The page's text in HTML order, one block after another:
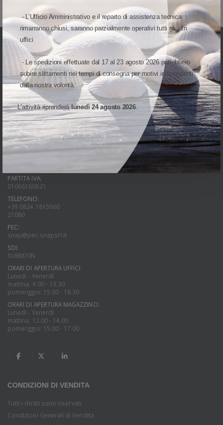
- L’Ufficio Amministrativo e il reparto di assistenza tecnica
rimarranno chiusi, saranno parzialmente operativi tutti gli altri
uffici
- Le spedizioni effettuate dal 17 al 23 agosto 2026 potrebbero
subire slittamenti nei tempi di consegna per motivi indipendenti
dalla nostra volontà.
L’attività riprenderàlunedì 24 agosto 2026.
UNA DIVISIONE DI
INDIRIZZO:
Via Cap. Luca Mazzella, 40-44
PARTITA IVA:
01066160621
TELEFONO:
+39 0824 1815960
21080
PEC:
snap@pec.snapsrl.it
SDI:
SUBM70N
ORARI DI APERTURA UFFICI:
Lunedi - Venerdì
mattina: 9.00 - 13.30
pomeriggio: 15.00 - 18.30
ORARI DI APERTURA MAGAZZINO:
Lunedi - Venerdì
mattina: 12.00 - 14.00
pomeriggio: 15.00 - 17.00
CONDIZIONI DI VENDITA
Tutti i diritti sono riservati
Condizioni Generali di Vendita